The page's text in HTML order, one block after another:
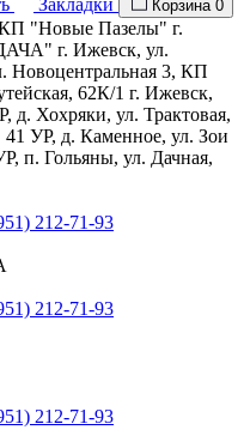
Закладки Корзина 0
КП "Новые Пазелы" г.
г. Ижевск, ул.
Новоцентральная 3, КП
62К/1 г. Ижевск,
Хохряки, ул. Трактовая,
41 УР, д. Каменное, ул. Зои
п. Гольяны, ул. Дачная,
212-71-93
212-71-93
212-71-93